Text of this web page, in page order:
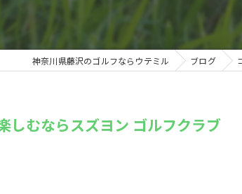
ィング
ョップ神奈川県藤沢のゴルフならウテミル ブログ
しむならスズヨン ゴルフクラブ